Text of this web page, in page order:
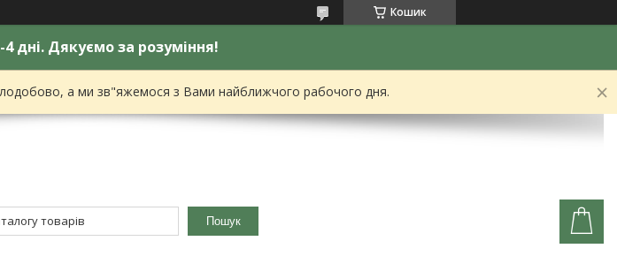
Кошик
дні. Дякуємо за розуміння!
а ми зв"яжемося з Вами найближчого рабочого дня.
Пошук